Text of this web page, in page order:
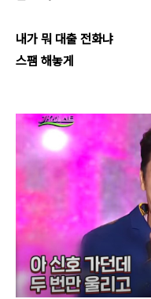
내가 뭐 대출 전화냐
스팸 해놓게